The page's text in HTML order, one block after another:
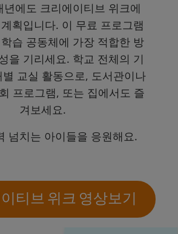
년에도 크리에이티브 위크에
획입니다. 이 무료 프로그램
습 공동체에 가장 적합한 방
을 기리세요. 학교 전체의 기
교실 활동으로, 도서관이나
프로그램, 또는 집에서도 즐
겨보세요.
넘치는 아이들을 응원해요.
티브 위크 영상보기